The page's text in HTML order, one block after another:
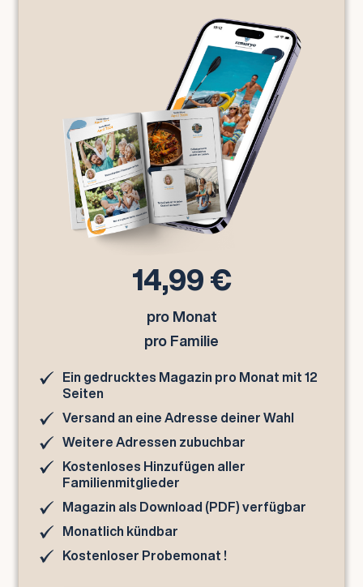
14,99 €
pro Monat
pro Familie
Ein gedrucktes Magazin pro Monat mit 12
Seiten
Versand an eine Adresse deiner Wahl
Weitere Adressen zubuchbar
Kostenloses Hinzufügen aller
Familienmitglieder
Magazin als Download (PDF) verfügbar
Monatlich kündbar
Kostenloser Probemonat !